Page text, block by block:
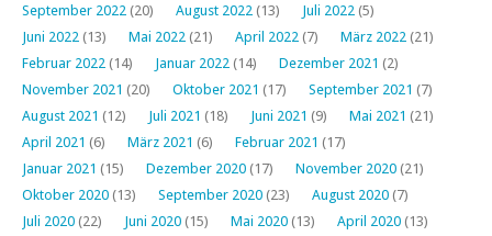
September 2022 (20) August 2022 (13) Juli 2022 (5)
Juni 2022 (13) Mai 2022 (21) April 2022 (7) März 2022 (21)
Februar 2022 (14) Januar 2022 (14) Dezember 2021 (2)
November 2021 (20) Oktober 2021 (17) September 2021 (7)
August 2021 (12) Juli 2021 (18) Juni 2021 (9) Mai 2021 (21)
April 2021 (6) März 2021 (6) Februar 2021 (17)
Januar 2021 (15) Dezember 2020 (17) November 2020 (21)
Oktober 2020 (13) September 2020 (23) August 2020 (7)
Juli 2020 (22) Juni 2020 (15) Mai 2020 (13) April 2020 (13)